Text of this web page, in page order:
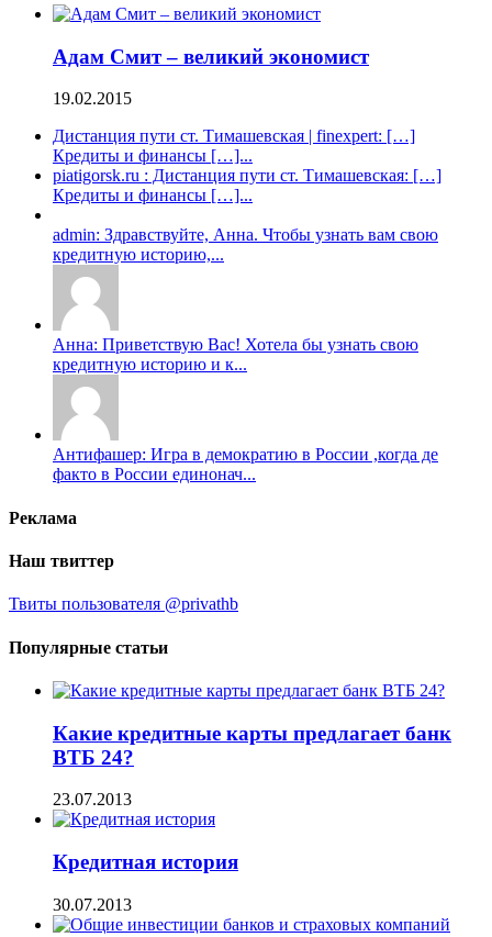
Адам Смит – великий экономист
19.02.2015
Дистанция пути ст. Тимашевская | finexpert: […]
Кредиты и финансы […]...
piatigorsk.ru : Дистанция пути ст. Тимашевская: […]
Кредиты и финансы […]...
admin: Здравствуйте, Анна. Чтобы узнать вам свою
кредитную историю,...
Анна: Приветствую Вас! Хотела бы узнать свою
кредитную историю и к...
Антифашер: Игра в демократию в России ,когда де
факто в России единонач...
Реклама
Наш твиттер
Твиты пользователя @privathb
Популярные статьи
Какие кредитные карты предлагает банк
ВТБ 24?
23.07.2013
Кредитная история
30.07.2013